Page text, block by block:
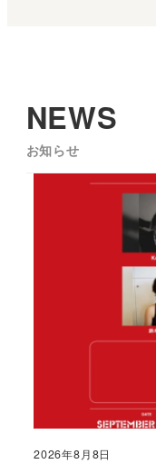
NEWS
お知らせ
2026年8月8日